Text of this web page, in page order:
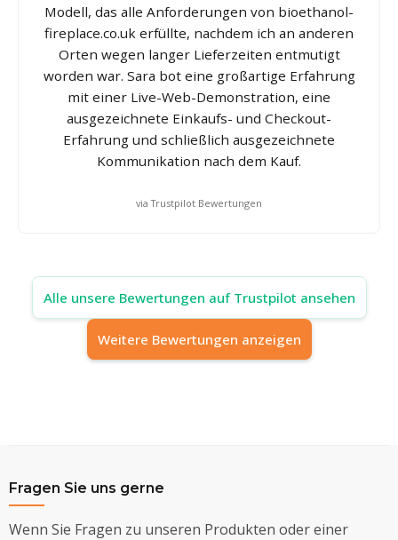
Modell, das alle Anforderungen von bioethanol-
fireplace.co.uk erfüllte, nachdem ich an anderen
Orten wegen langer Lieferzeiten entmutigt
worden war. Sara bot eine großartige Erfahrung
mit einer Live-Web-Demonstration, eine
ausgezeichnete Einkaufs- und Checkout-
Erfahrung und schließlich ausgezeichnete
Kommunikation nach dem Kauf.
via Trustpilot Bewertungen
Alle unsere Bewertungen auf Trustpilot ansehen
Weitere Bewertungen anzeigen
Fragen Sie uns gerne
Wenn Sie Fragen zu unseren Produkten oder einer